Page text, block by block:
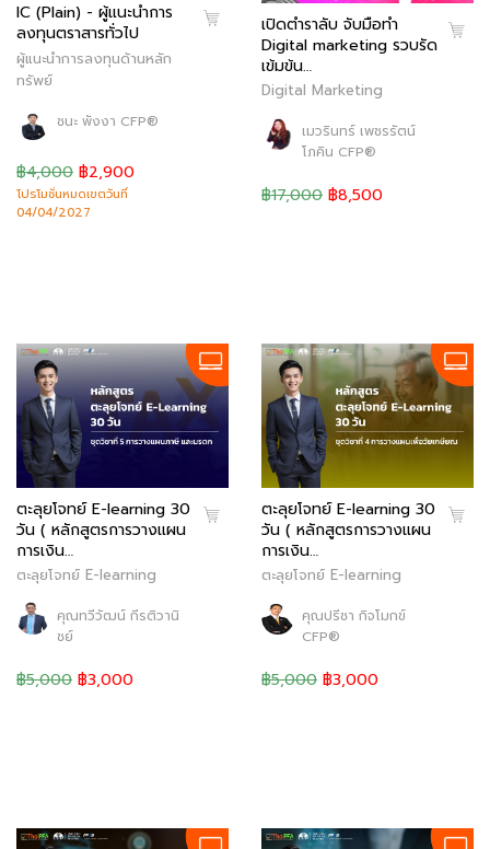
IC (Plain) - ผู้แนะนำการ
ลงทุนตราสารทั่วไป
ผู้แนะนำการลงทุนด้านหลัก
ทรัพย์
ชนะ พังงา CFP®
฿4,000 ฿2,900
โปรโมชั่นหมดเขตวันที่
04/04/2027
เปิดตำราลับ จับมือทำ
Digital marketing รวบรัด
เข้มข้น…
Digital Marketing
เมวรินทร์ เพชรรัตน์
โภคิน CFP®
฿17,000 ฿8,500
ตะลุยโจทย์ E-learning 30
วัน ( หลักสูตรการวางแผน
การเงิน…
ตะลุยโจทย์ E-learning
คุณทวีวัฒน์ กีรติวานิ
ชย์
฿5,000 ฿3,000
ตะลุยโจทย์ E-learning 30
วัน ( หลักสูตรการวางแผน
การเงิน…
ตะลุยโจทย์ E-learning
คุณปรีชา กิจโมกข์
CFP®
฿5,000 ฿3,000